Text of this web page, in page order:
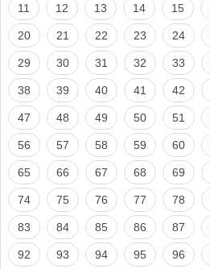
11 12 13 14 15
20 21 22 23 24
29 30 31 32 33
38 39 40 41 42
47 48 49 50 51
56 57 58 59 60
65 66 67 68 69
74 75 76 77 78
83 84 85 86 87
92 93 94 95 96